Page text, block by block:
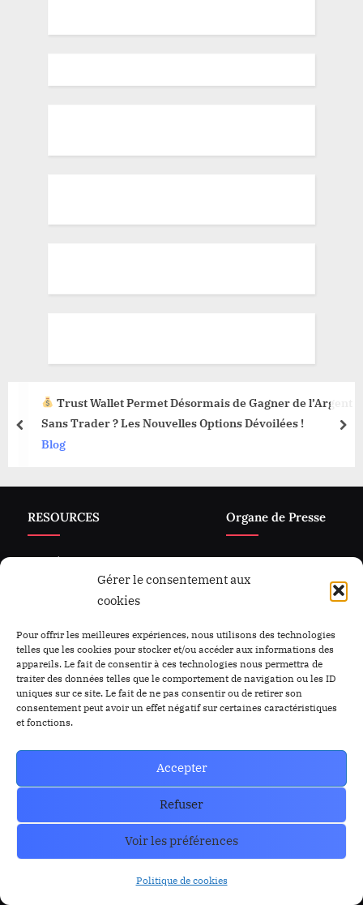
Gérer le consentement aux
cookies
Pour offrir les meilleures expériences, nous utilisons des technologies
telles que les cookies pour stocker et/ou accéder aux informations des
appareils. Le fait de consentir à ces technologies nous permettra de
traiter des données telles que le comportement de navigation ou les ID
uniques sur ce site. Le fait de ne pas consentir ou de retirer son
consentement peut avoir un effet négatif sur certaines caractéristiques
et fonctions.
Accepter
Refuser
Voir les préférences
Politique de cookies
Trust Wallet Permet Désormais de Gagner de l’Argent
Sans Trader ? Les Nouvelles Options Dévoilées !
Blog
prev
RESOURCES
CoinMarkecap
CoinGecKo
Privacy & policy
Organe de Presse
Cryptoalaune
A propos de nous
Nous Contacter
Copyright © 2023-2026 Cryptoalaune.